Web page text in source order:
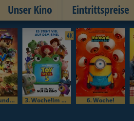
Unser Kino Eintrittspreise
Neu!Im Bundesstart
4K
3. Woche!Im Bundesstart 6. Woche!